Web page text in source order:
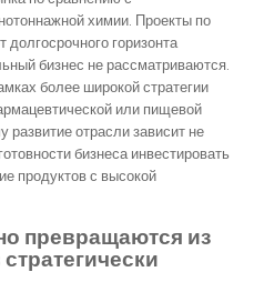
химии. Проекты по
долгосрочного горизонта
бизнес не рассматриваются.
более широкой стратегии
или пищевой
отрасли зависит не
бизнеса инвестировать
продуктов с высокой
превращаются из